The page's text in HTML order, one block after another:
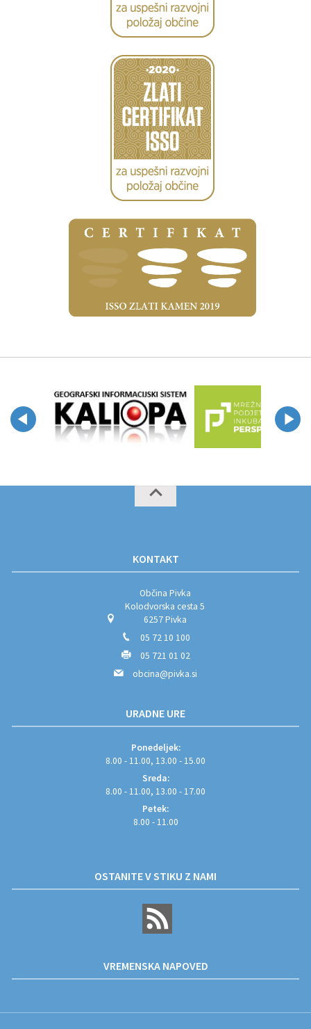
KONTAKT
Občina Pivka
Kolodvorska cesta 5
6257 Pivka
05 72 10 100
05 721 01 02
obcina@pivka.si
URADNE URE
Ponedeljek:
8.00 - 11.00, 13.00 - 15.00
Sreda:
8.00 - 11.00, 13.00 - 17.00
Petek:
8.00 - 11.00
OSTANITE V STIKU Z NAMI
VREMENSKA NAPOVED